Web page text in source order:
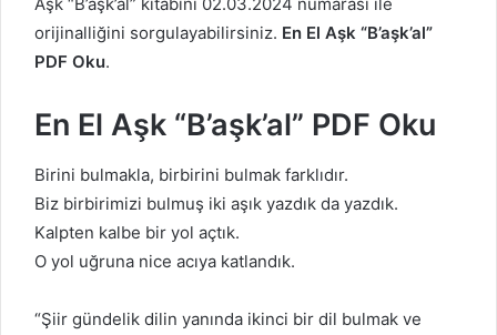
Aşk “B’aşk’al” kitabını 02.03.2024 numarası ile
orijinalliğini sorgulayabilirsiniz. En El Aşk “B’aşk’al”
PDF Oku.
En El Aşk “B’aşk’al” PDF Oku
Birini bulmakla, birbirini bulmak farklıdır.
Biz birbirimizi bulmuş iki aşık yazdık da yazdık.
Kalpten kalbe bir yol açtık.
O yol uğruna nice acıya katlandık.
“Şiir gündelik dilin yanında ikinci bir dil bulmak ve